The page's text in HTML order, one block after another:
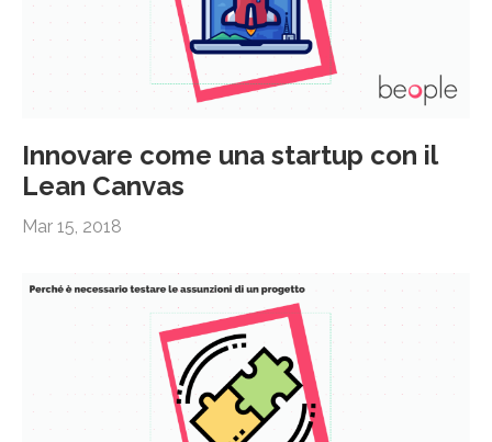
Innovare come una startup con il
Lean Canvas
Mar 15, 2018